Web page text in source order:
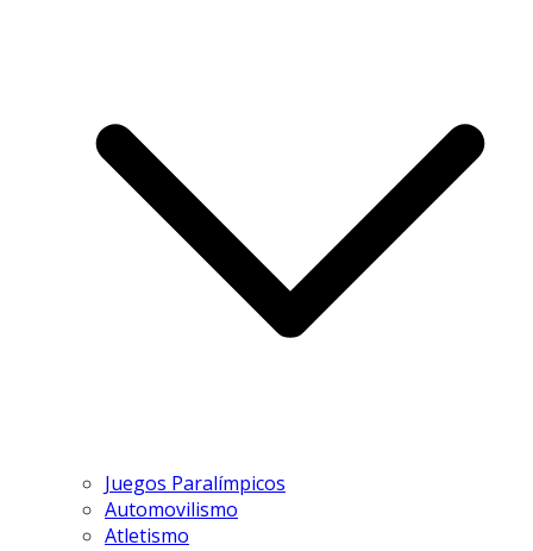
Juegos Paralímpicos
Automovilismo
Atletismo